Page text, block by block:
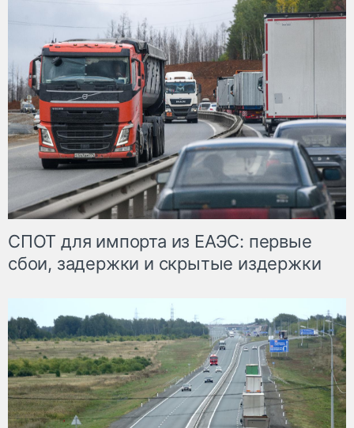
СПОТ для импорта из ЕАЭС: первые
сбои, задержки и скрытые издержки